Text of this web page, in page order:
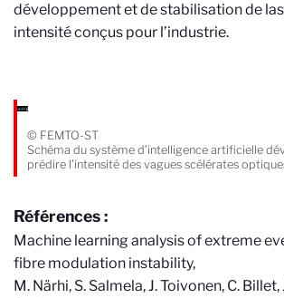
développement et de stabilisation de
intensité conçus pour l’industrie.
© FEMTO-ST
Schéma du système d’intelligence artificielle
prédire l’intensité des vagues scélérates
Références :
Machine learning analysis of extreme
fibre modulation instability,
M. Närhi, S. Salmela, J. Toivonen, C. Billet,